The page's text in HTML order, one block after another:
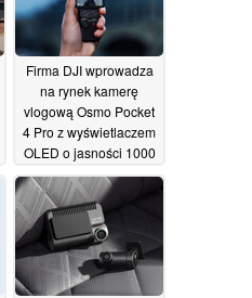
Firma DJI wprowadza
na rynek kamerę
vlogową Osmo Pocket
4 Pro z wyświetlaczem
OLED o jasności 1000
nitów i nowym
obiektywem z 3-
krotnym zoomem
16/06/2026